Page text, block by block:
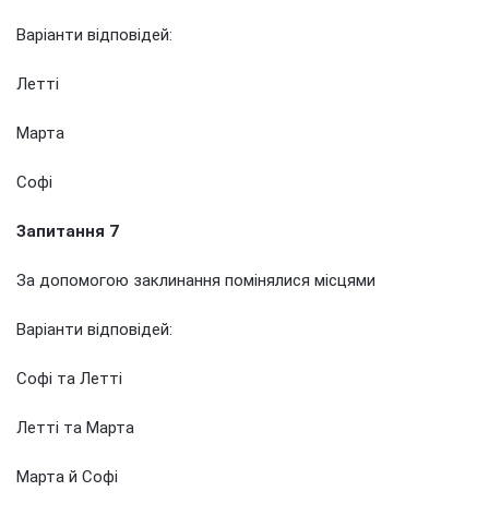
Варіанти відповідей:
Летті
Марта
Софі
Запитання 7
За допомогою заклинання помінялися місцями
Варіанти відповідей:
Софі та Летті
Летті та Марта
Марта й Софі